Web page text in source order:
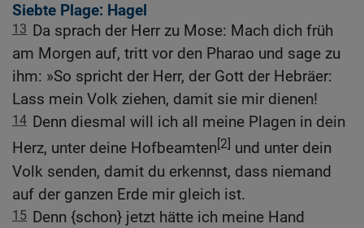
Siebte Plage: Hagel
13 Da sprach der Herr zu Mose: Mach dich früh
am Morgen auf, tritt vor den Pharao und sage zu
ihm: »So spricht der Herr, der Gott der Hebräer:
Lass mein Volk ziehen, damit sie mir dienen!
14 Denn diesmal will ich all meine Plagen in dein
Herz, unter deine Hofbeamten[2] und unter dein
Volk senden, damit du erkennst, dass niemand
auf der ganzen Erde mir gleich ist.
15 Denn {schon} jetzt hätte ich meine Hand